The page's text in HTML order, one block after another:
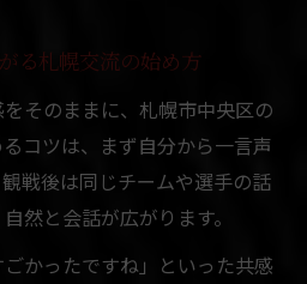
達と語る札幌の夜
ーの自然な友達作り術
生にも広がる交流の輪
繋がるバー選びのコツ
ーで友達作りの第一歩
自然な会話が生まれる理由
る札幌交流の始め方
そのままに、札幌市中央区の
コツは、まず自分から一言声
戦後は同じチームや選手の話
然と会話が広がります。
かったですね」といった共感